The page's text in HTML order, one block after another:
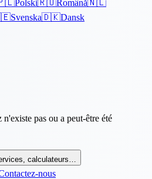
Polski🇷🇴Română🇳🇱
Svenska🇩🇰Dansk
pas ou a peut-être été
calculateurs…
nous